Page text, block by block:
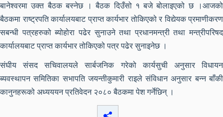
बानेश्वरमा उक्त बैठक बस्नेछ । बैठक दिउँसो १ बजे बोलाइएको छ ।आजको
बैठकमा राष्ट्रपति कार्यालयबाट प्राप्त कार्यभार तोकिएको र विद्येयक प्रमाणीकरण
सबन्धी पत्रहरुको ब्योहोरा पढेर सुनाउने तथा प्रधानमन्त्री तथा मन्त्रीपरिषद
कार्यालयबाट प्राप्त कार्यभार तोकिएको पत्र पढेर सुनाइनेछ ।
संघीय संसद सचिवालयले सार्बजनिक गरेको कार्यसुची अनुसार विधायन
ब्यवस्थापन समितिका सभापति जयन्तीकुमारी राइले संविधान अनुसार बन्न बाँकी
कानुनहरूको अध्यययन प्रतिवेदन २०८० बैठकमा पेश गर्नेछिन् ।